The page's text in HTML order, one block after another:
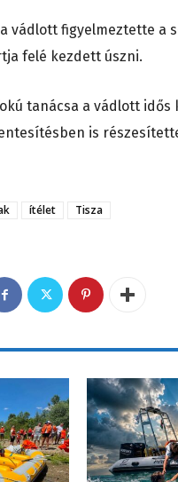
vádlott figyelmeztette a
felé kezdett úszni.
tanácsa a vádlott
is
ítélet Tisza